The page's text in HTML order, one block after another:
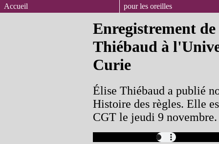
Accueil pour les oreilles
Enregistrement
Thiébaud à
Curie
Élise Thiébaud a publié
Histoire des règles. Elle
CGT le jeudi 9 novembre.